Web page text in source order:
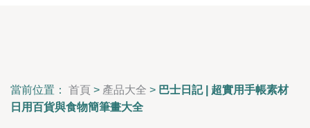
當前位置： 首頁 > 產品大全 > 巴士日記 | 超實用手帳素材
日用百貨與食物簡筆畫大全